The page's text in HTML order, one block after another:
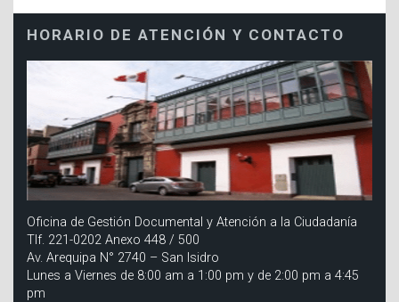
HORARIO DE ATENCIÓN Y CONTACTO
Oficina de Gestión Documental y Atención a la Ciudadanía
Tlf. 221-0202 Anexo 448 / 500
Av. Arequipa N° 2740 – San Isidro
Lunes a Viernes de 8:00 am a 1:00 pm y de 2:00 pm a 4:45
pm